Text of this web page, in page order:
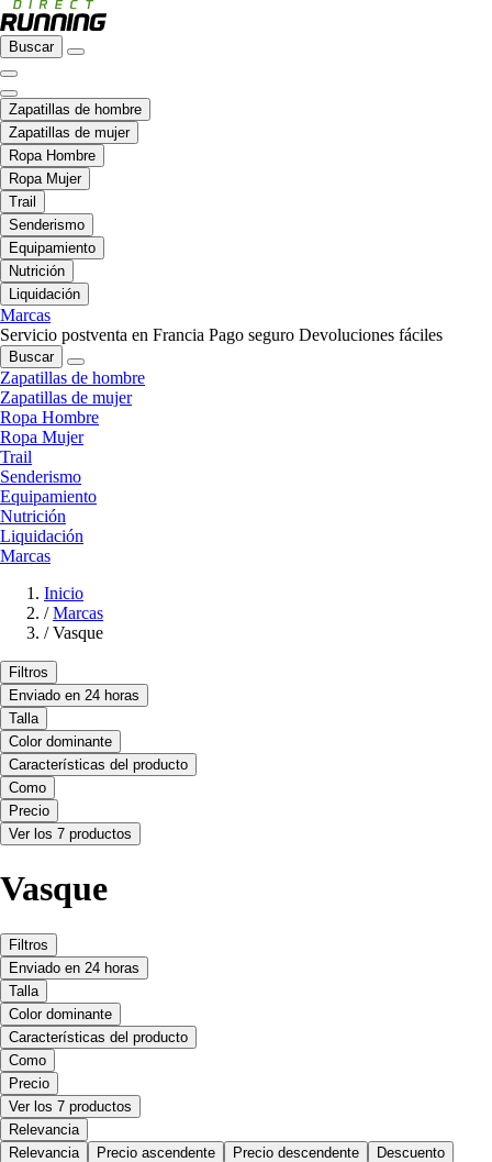
Buscar
Zapatillas de hombre
Zapatillas de mujer
Ropa Hombre
Ropa Mujer
Trail
Senderismo
Equipamiento
Nutrición
Liquidación
Marcas
Servicio postventa en Francia Pago seguro Devoluciones fáciles
Buscar
Zapatillas de hombre
Zapatillas de mujer
Ropa Hombre
Ropa Mujer
Trail
Senderismo
Equipamiento
Nutrición
Liquidación
Marcas
Inicio
/ Marcas
/ Vasque
Filtros
Enviado en 24 horas
Talla
Color dominante
Características del producto
Como
Precio
Ver los 7 productos
Vasque
Filtros
Enviado en 24 horas
Talla
Color dominante
Características del producto
Como
Precio
Ver los 7 productos
Relevancia
Relevancia
Precio ascendente Precio descendente Descuento